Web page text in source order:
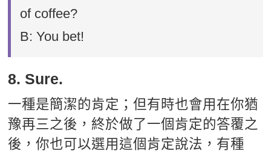
of coffee?
B: You bet!
8. Sure.
一種是簡潔的肯定；但有時也會用在你猶
豫再三之後，終於做了一個肯定的答覆之
後，你也可以選用這個肯定說法，有種